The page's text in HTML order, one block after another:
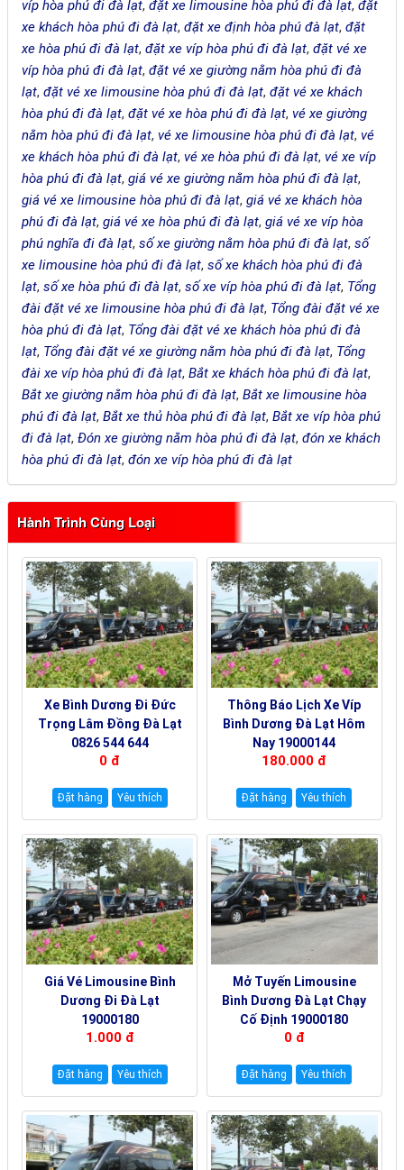
víp hòa phú đi đà lạt,đặt xe limousine hòa phú đi đà lạt,đặt
xe khách hòa phú đi đà lạt,đặt xe định hòa phú đà lạt,đặt
xe hòa phú đi đà lạt,đặt xe víp hòa phú đi đà lạt,đặt vé xe
víp hòa phú đi đà lạt,đặt vé xe giường nằm hòa phú đi đà
lạt,đặt vé xe limousine hòa phú đi đà lạt,đặt vé xe khách
hòa phú đi đà lạt,đặt vé xe hòa phú đi đà lạt, vé xe giường
nằm hòa phú đi đà lạt, vé xe limousine hòa phú đi đà lạt, vé
xe khách hòa phú đi đà lạt, vé xe hòa phú đi đà lạt, vé xe víp
hòa phú đi đà lạt,giá vé xe giường nằm hòa phú đi đà lạt,
giá vé xe limousine hòa phú đi đà lạt,giá vé xe khách hòa
phú đi đà lạt,giá vé xe hòa phú đi đà lạt,giá vé xe víp hòa
phú nghĩa đi đà lạt,số xe giường nằm hòa phú đi đà lạt,số
xe limousine hòa phú đi đà lạt,số xe khách hòa phú đi đà
lạt,số xe hòa phú đi đà lạt,số xe víp hòa phú đi đà lạt, Tổng
đài đặt vé xe limousine hòa phú đi đà lạt, Tổng đài đặt vé xe
hòa phú đi đà lạt, Tổng đài đặt vé xe khách hòa phú đi đà
lạt, Tổng đài đặt vé xe giường nằm hòa phú đi đà lạt, Tổng
đài xe víp hòa phú đi đà lạt,Bắt xe khách hòa phú đi đà lạt,
Bắt xe giường nằm hòa phú đi đà lạt,Bắt xe limousine hòa
phú đi đà lạt,Bắt xe thủ hòa phú đi đà lạt,Bắt xe víp hòa phú
đi đà lạt,Đón xe giường nằm hòa phú đi đà lạt,đón xe khách
hòa phú đi đà lạt,đón xe víp hòa phú đi đà lạt
Hành Trình Cùng Loại
Xe Bình Dương Đi Đức
Trọng Lâm Đồng Đà Lạt
0826 544 644
0 đ
Đặt hàng Yêu thích
Thông Báo Lịch Xe Víp
Bình Dương Đà Lạt Hôm
Nay 19000144
180.000 đ
Đặt hàng Yêu thích
Giá Vé Limousine Bình
Dương Đi Đà Lạt
19000180
1.000 đ
Đặt hàng Yêu thích
Mở Tuyến Limousine
Bình Dương Đà Lạt Chạy
Cố Định 19000180
0 đ
Đặt hàng Yêu thích